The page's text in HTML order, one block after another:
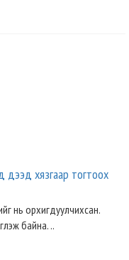
дээд хязгаар тогтоох
нь орхигдуулчихсан.
байна. ..